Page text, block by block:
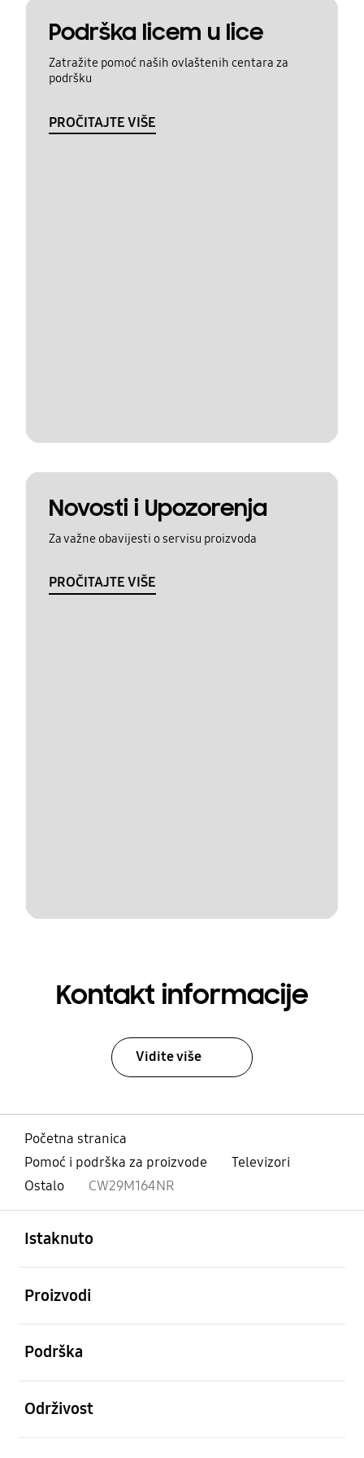
Podrška licem u lice
Zatražite pomoć naših ovlaštenih centara za
podršku
PROČITAJTE VIŠE
Novosti i Upozorenja
Za važne obavijesti o servisu proizvoda
PROČITAJTE VIŠE
Kontakt informacije
Vidite više
Početna stranica
Pomoć i podrška za proizvode
Televizori
Ostalo
CW29M164NR
Istaknuto
Proizvodi
Podrška
Održivost